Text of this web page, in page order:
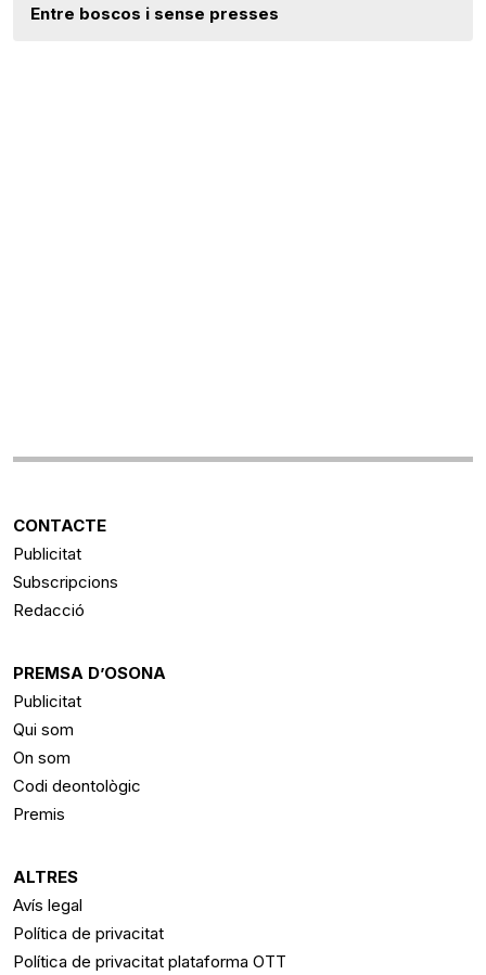
Entre boscos i sense presses
CONTACTE
Publicitat
Subscripcions
Redacció
PREMSA D’OSONA
Publicitat
Qui som
On som
Codi deontològic
Premis
ALTRES
Avís legal
Política de privacitat
Política de privacitat plataforma OTT